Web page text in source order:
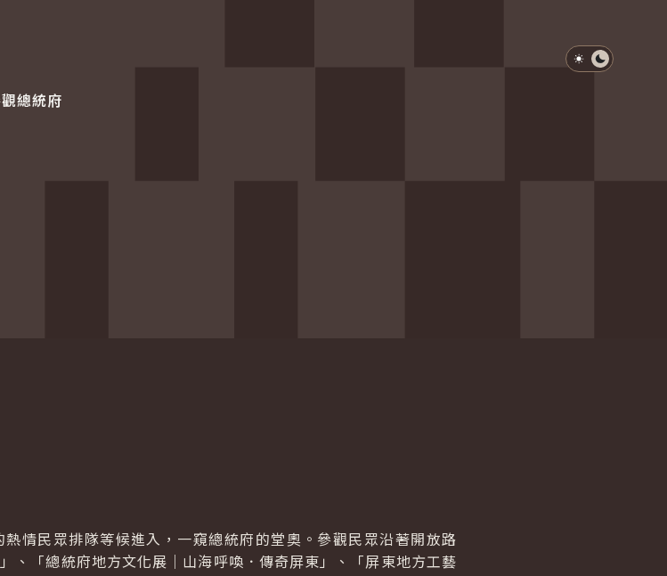
總統府
淺色模式
深色模式
民眾排隊等候進入，一窺總統府的堂奧。參觀民眾沿著開放路
、「總統府地方文化展｜山海呼喚．傳奇屏東」、「屏東地方工藝